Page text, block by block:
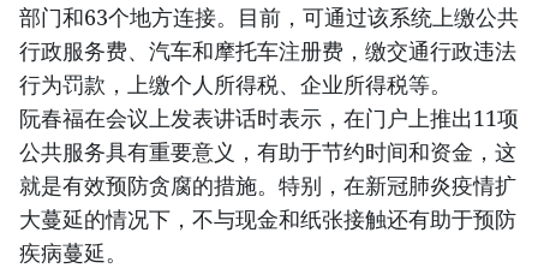
部门和63个地方连接。目前，可通过该系统上缴公共
行政服务费、汽车和摩托车注册费，缴交通行政违法
行为罚款，上缴个人所得税、企业所得税等。
阮春福在会议上发表讲话时表示，在门户上推出11项
公共服务具有重要意义，有助于节约时间和资金，这
就是有效预防贪腐的措施。特别，在新冠肺炎疫情扩
大蔓延的情况下，不与现金和纸张接触还有助于预防
疾病蔓延。